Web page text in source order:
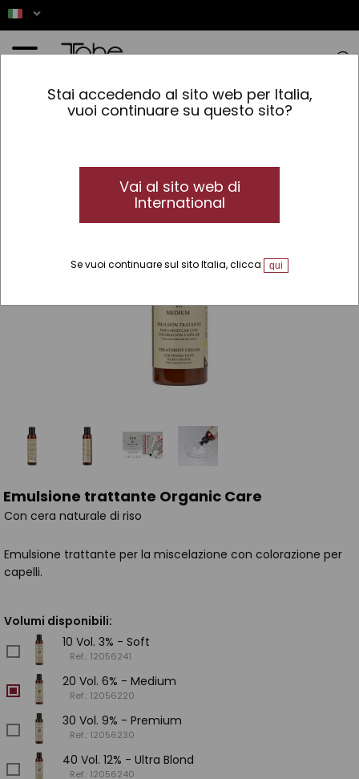
Stai accedendo al sito web per Italia,
vuoi continuare su questo sito?
Vai al sito web di
International
Se vuoi continuare sul sito Italia, clicca qui
Colorazione » Tipo di coloranti » Senza ammoniaca »Emulsione trattante
Emulsione trattante Organic Care
Con cera naturale di riso
Emulsione trattante per la miscelazione con colorazione per
capelli.
Volumi disponibili:
10 Vol. 3% - Soft
Ref.: 12056241
20 Vol. 6% - Medium
Ref.: 12056220
30 Vol. 9% - Premium
Ref.: 12056230
40 Vol. 12% - Ultra Blond
Ref.: 12056240